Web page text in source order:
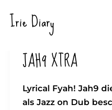
Inhalt
Irie Diary
JAH9 XTRA
Lyrical Fyah! Jah9
als Jazz on Dub